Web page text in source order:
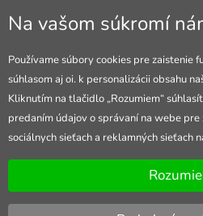
Predajňa v Ostrave
28. října
Otevřeno Po-Pia: 10-18h
Na vašom súkromí
Používame súbory cookies pre zaistenie
súhlasom aj oi. k personalizácii obsahu
Kliknutím na tlačidlo „Rozumiem“
predaním údajov o správaní na webe
sociálnych sieťach a reklamných sieťach